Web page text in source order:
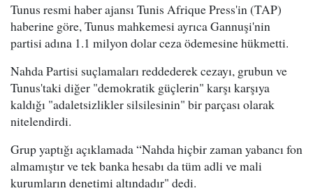
Tunus resmi haber ajansı Tunis Afrique Press'in (TAP)
haberine göre, Tunus mahkemesi ayrıca Gannuşi'nin
partisi adına 1.1 milyon dolar ceza ödemesine hükmetti.
Nahda Partisi suçlamaları reddederek cezayı, grubun ve
Tunus'taki diğer "demokratik güçlerin" karşı karşıya
kaldığı "adaletsizlikler silsilesinin" bir parçası olarak
nitelendirdi.
Grup yaptığı açıklamada “Nahda hiçbir zaman yabancı fon
almamıştır ve tek banka hesabı da tüm adli ve mali
kurumların denetimi altındadır" dedi.